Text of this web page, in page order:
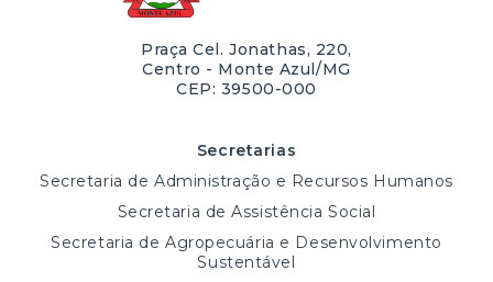
Praça Cel. Jonathas, 220,
Centro - Monte Azul/MG
CEP: 39500-000
Secretarias
Secretaria de Administração e Recursos Humanos
Secretaria de Assistência Social
Secretaria de Agropecuária e Desenvolvimento
Sustentável